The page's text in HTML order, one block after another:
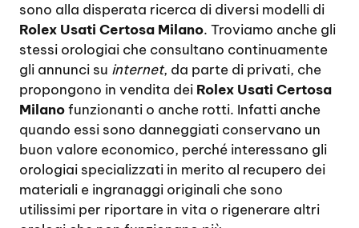
sono alla disperata ricerca di diversi modelli di
Rolex Usati Certosa Milano. Troviamo anche gli
stessi orologiai che consultano continuamente
gli annunci su internet, da parte di privati, che
propongono in vendita dei Rolex Usati Certosa
Milanofunzionanti o anche rotti. Infatti anche
quando essi sono danneggiati conservano un
buon valore economico, perché interessano gli
orologiai specializzati in merito al recupero dei
materiali e ingranaggi originali che sono
utilissimi per riportare in vita o rigenerare altri